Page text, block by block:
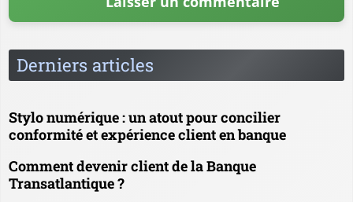
Derniers articles
Stylo numérique : un atout pour concilier
conformité et expérience client en banque
Comment devenir client de la Banque
Transatlantique ?